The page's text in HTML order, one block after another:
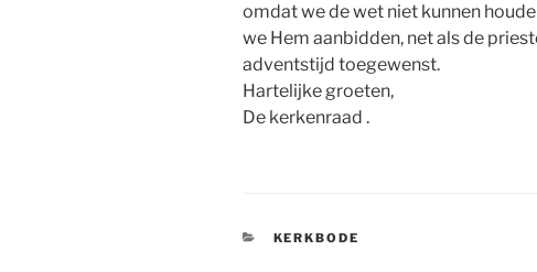
omdat we de wet niet kunnen
we Hem aanbidden, net als de
adventstijd toegewenst.
Hartelijke groeten,
De kerkenraad .
CATEGORIEËN
KERKBODE